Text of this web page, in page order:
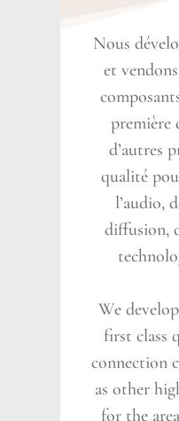
Nous
et
première
d’autres
qualité
l’audio,
diffusion,
We
first class
connection
as other
for the